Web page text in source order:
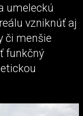
umeleckú
vzniknúť aj
či menšie
funkčný